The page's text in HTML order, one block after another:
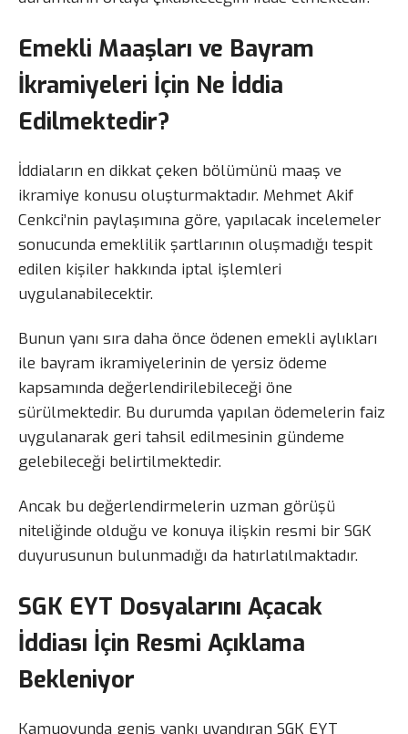
Emekli Maaşları ve Bayram
İkramiyeleri İçin Ne İddia
Edilmektedir?
İddiaların en dikkat çeken bölümünü maaş ve
ikramiye konusu oluşturmaktadır. Mehmet Akif
Cenkci’nin paylaşımına göre, yapılacak incelemeler
sonucunda emeklilik şartlarının oluşmadığı tespit
edilen kişiler hakkında iptal işlemleri
uygulanabilecektir.
Bunun yanı sıra daha önce ödenen emekli aylıkları
ile bayram ikramiyelerinin de yersiz ödeme
kapsamında değerlendirilebileceği öne
sürülmektedir. Bu durumda yapılan ödemelerin faiz
uygulanarak geri tahsil edilmesinin gündeme
gelebileceği belirtilmektedir.
Ancak bu değerlendirmelerin uzman görüşü
niteliğinde olduğu ve konuya ilişkin resmi bir SGK
duyurusunun bulunmadığı da hatırlatılmaktadır.
SGK EYT Dosyalarını Açacak
İddiası İçin Resmi Açıklama
Bekleniyor
Kamuoyunda geniş yankı uyandıran SGK EYT